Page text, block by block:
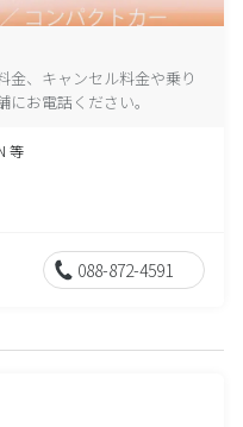
金、キャンセル料金や乗り
お電話ください。
等
088-872-4591